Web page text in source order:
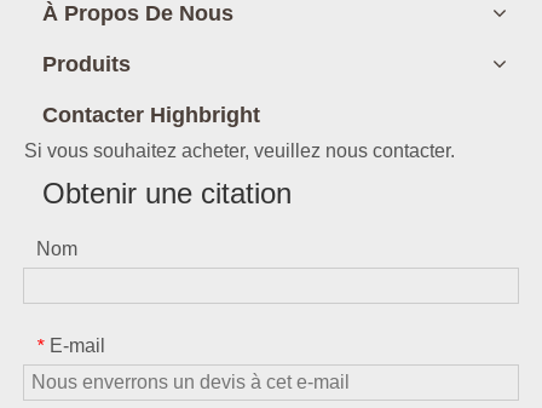
À Propos De Nous
Produits
Contacter Highbright
Si vous souhaitez acheter, veuillez nous contacter.
Obtenir une citation
Nom
* E-mail